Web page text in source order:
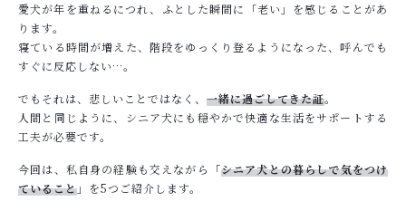
愛犬が年を重ねるにつれ、ふとした瞬間に「老い」を感じることがあ
ります。
寝ている時間が増えた、階段をゆっくり登るようになった、呼んでも
すぐに反応しない…。
でもそれは、悲しいことではなく、 一緒に過ごしてきた証。
人間と同じように、シニア犬にも穏やかで快適な生活をサポートする
工夫が必要です。
今回は、私自身の経験も交えながら「シニア犬との暮らしで気をつけ
ていること」を5つご紹介します。